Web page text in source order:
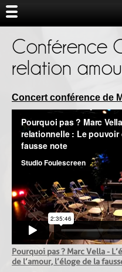
Conférence
relation
Concert conférence de
Pourquoi pas ? Marc Vella -
de l’amour, l’éloge de la